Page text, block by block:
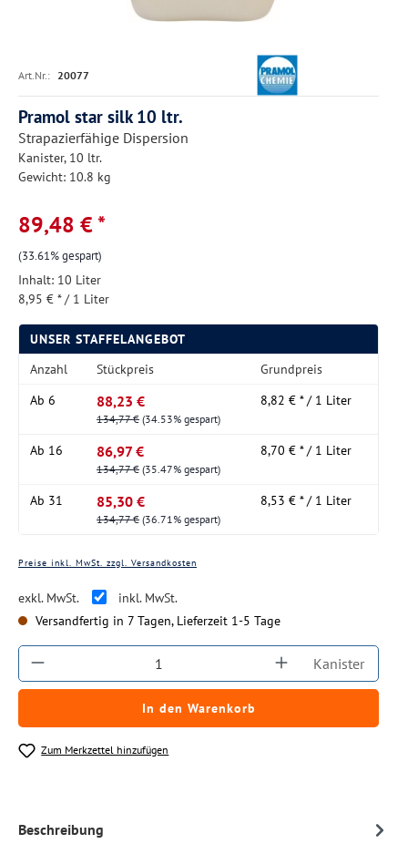
Art.Nr.: 20077
Pramol star silk 10 ltr.
Strapazierfähige Dispersion
Kanister, 10 ltr.
Gewicht: 10.8 kg
89,48 € *
(33.61% gespart)
Inhalt: 10 Liter
8,95 € * / 1 Liter
UNSER STAFFELANGEBOT
Anzahl
Stückpreis
Grundpreis
Ab 6 88,23 €
134,77 € (34.53% gespart)
8,82 € * / 1 Liter
Ab 16 86,97 €
134,77 € (35.47% gespart)
8,70 € * / 1 Liter
Ab 31 85,30 €
134,77 € (36.71% gespart)
8,53 € * / 1 Liter
Preise inkl. MwSt. zzgl. Versandkosten
exkl. MwSt.
inkl. MwSt.
Versandfertig in 7 Tagen, Lieferzeit 1-5 Tage
Produkt Anzahl: Gib den gewünschten
Kanister
In den Warenkorb
Zum Merkzettel hinzufügen
Beschreibung